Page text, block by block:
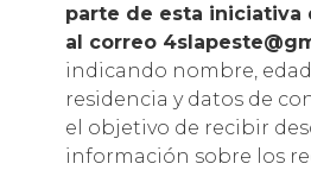
parte de esta iniciativa
al correo
indicando nombre,
residencia y datos de
el objetivo de recibir
información sobre los